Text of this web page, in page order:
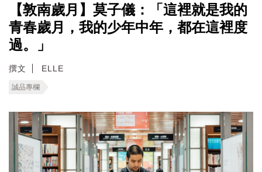
【敦南歲月】莫子儀：「這裡就是我的
青春歲月，我的少年中年，都在這裡度
過。」
撰文 ELLE
誠品專欄